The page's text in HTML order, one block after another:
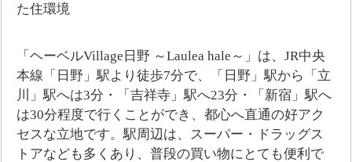
た住環境
「ヘーベルVillage日野 ～Laulea hale～」は、JR中央
本線「日野」駅より徒歩7分で、「日野」駅から「立
川」駅へは3分・「吉祥寺」駅へ23分・「新宿」駅へ
は30分程度で行くことができ、都心へ直通の好アク
セスな立地です。駅周辺は、スーパー・ドラッグス
トアなども多くあり、普段の買い物にとても便利で